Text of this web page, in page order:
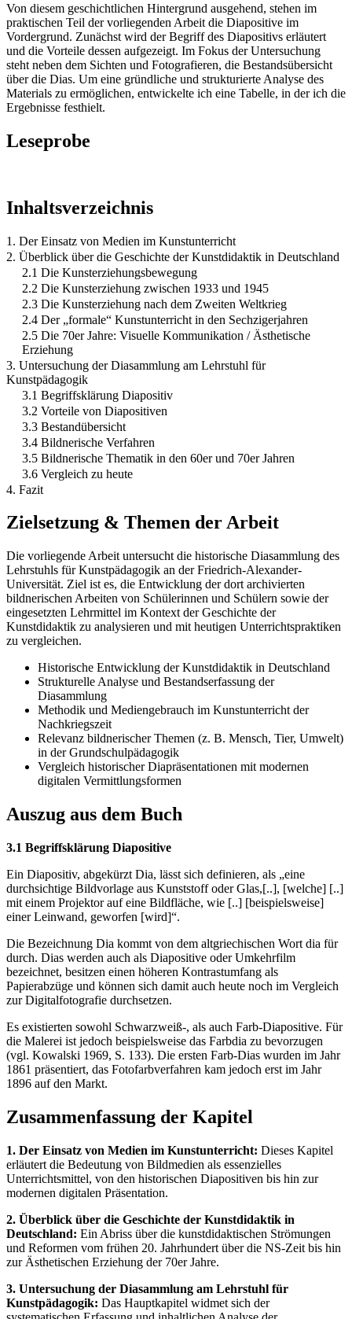
Von diesem geschichtlichen Hintergrund ausgehend, stehen im
praktischen Teil der vorliegenden Arbeit die Diapositive im
Vordergrund. Zunächst wird der Begriff des Diapositivs erläutert
und die Vorteile dessen aufgezeigt. Im Fokus der Untersuchung
steht neben dem Sichten und Fotografieren, die Bestandsübersicht
über die Dias. Um eine gründliche und strukturierte Analyse des
Materials zu ermöglichen, entwickelte ich eine Tabelle, in der ich die
Ergebnisse festhielt.
Leseprobe
Inhaltsverzeichnis
1. Der Einsatz von Medien im Kunstunterricht
2. Überblick über die Geschichte der Kunstdidaktik in Deutschland
2.1 Die Kunsterziehungsbewegung
2.2 Die Kunsterziehung zwischen 1933 und 1945
2.3 Die Kunsterziehung nach dem Zweiten Weltkrieg
2.4 Der „formale“ Kunstunterricht in den Sechzigerjahren
2.5 Die 70er Jahre: Visuelle Kommunikation / Ästhetische
Erziehung
3. Untersuchung der Diasammlung am Lehrstuhl für
Kunstpädagogik
3.1 Begriffsklärung Diapositiv
3.2 Vorteile von Diapositiven
3.3 Bestandübersicht
3.4 Bildnerische Verfahren
3.5 Bildnerische Thematik in den 60er und 70er Jahren
3.6 Vergleich zu heute
4. Fazit
Zielsetzung & Themen der Arbeit
Die vorliegende Arbeit untersucht die historische Diasammlung des
Lehrstuhls für Kunstpädagogik an der Friedrich-Alexander-
Universität. Ziel ist es, die Entwicklung der dort archivierten
bildnerischen Arbeiten von Schülerinnen und Schülern sowie der
eingesetzten Lehrmittel im Kontext der Geschichte der
Kunstdidaktik zu analysieren und mit heutigen Unterrichtspraktiken
zu vergleichen.
Historische Entwicklung der Kunstdidaktik in Deutschland
Strukturelle Analyse und Bestandserfassung der
Diasammlung
Methodik und Mediengebrauch im Kunstunterricht der
Nachkriegszeit
Relevanz bildnerischer Themen (z. B. Mensch, Tier, Umwelt)
in der Grundschulpädagogik
Vergleich historischer Diapräsentationen mit modernen
digitalen Vermittlungsformen
Auszug aus dem Buch
3.1 Begriffsklärung Diapositive
Ein Diapositiv, abgekürzt Dia, lässt sich definieren, als „eine
durchsichtige Bildvorlage aus Kunststoff oder Glas,[..], [welche] [..]
mit einem Projektor auf eine Bildfläche, wie [..] [beispielsweise]
einer Leinwand, geworfen [wird]“.
Die Bezeichnung Dia kommt von dem altgriechischen Wort dia für
durch. Dias werden auch als Diapositive oder Umkehrfilm
bezeichnet, besitzen einen höheren Kontrastumfang als
Papierabzüge und können sich damit auch heute noch im Vergleich
zur Digitalfotografie durchsetzen.
Es existierten sowohl Schwarzweiß-, als auch Farb-Diapositive. Für
die Malerei ist jedoch beispielsweise das Farbdia zu bevorzugen
(vgl. Kowalski 1969, S. 133). Die ersten Farb-Dias wurden im Jahr
1861 präsentiert, das Fotofarbverfahren kam jedoch erst im Jahr
1896 auf den Markt.
Zusammenfassung der Kapitel
1. Der Einsatz von Medien im Kunstunterricht: Dieses Kapitel
erläutert die Bedeutung von Bildmedien als essenzielles
Unterrichtsmittel, von den historischen Diapositiven bis hin zur
modernen digitalen Präsentation.
2. Überblick über die Geschichte der Kunstdidaktik in
Deutschland: Ein Abriss über die kunstdidaktischen Strömungen
und Reformen vom frühen 20. Jahrhundert über die NS-Zeit bis hin
zur Ästhetischen Erziehung der 70er Jahre.
3. Untersuchung der Diasammlung am Lehrstuhl für
Kunstpädagogik: Das Hauptkapitel widmet sich der